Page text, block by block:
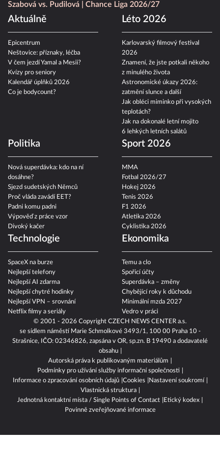
© 2001 - 2026 Copyright CZECH NEWS CENTER a.s.
se sídlem náměstí Marie Schmolkové 3493/1, 100 00 Praha 10 -
Strašnice, IČO: 02346826, zapsána v OR, sp.zn. B 19490 a dodavatelé
obsahu
Autorská práva k publikovaným materiálům
Podmínky pro užívání služby informační společnosti
Informace o zpracování osobních údajů Cookies
Nastavení soukromí
Vlastnická struktura
Jednotná kontaktní místa / Single Points of Contact
Etický kodex
Povinně zveřejňované informace
Szabová vs. Pudilová
Chance Liga 2026/27
Aktuálně
Epicentrum
Neštovice: příznaky, léčba
V čem jezdí Yamal a Mesii?
Kvízy pro seniory
Kalendář úplňků 2026
Co je bodycount?
Léto 2026
Karlovarský filmový festival
2026
Znamení, že jste potkali někoho
z minulého života
Astronomické úkazy 2026:
zatmění slunce a další
Jak obléci miminko při vysokých
teplotách?
Jak na dokonalé letní mojito
6 lehkých letních salátů
Politika
Nová superdávka: kdo na ní
dosáhne?
Sjezd sudetských Němců
Proč vláda zavádí EET?
Padni komu padni
Výpověď z práce vzor
Divoký kačer
Sport 2026
MMA
Fotbal 2026/27
Hokej 2026
Tenis 2026
F1 2026
Atletika 2026
Cyklistika 2026
Technologie
SpaceX na burze
Nejlepší telefony
Nejlepší AI zdarma
Nejlepší chytré hodinky
Nejlepší VPN – srovnání
Netflix filmy a seriály
Ekonomika
Temu a clo
Spořicí účty
Superdávka – změny
Chybějící roky k důchodu
Minimální mzda 2027
Vedro v práci